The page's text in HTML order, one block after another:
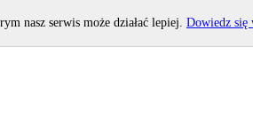
nasz serwis może działać lepiej. Dowiedz się